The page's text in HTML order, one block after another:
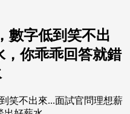
數字低到笑不出
，你乖乖回答就錯